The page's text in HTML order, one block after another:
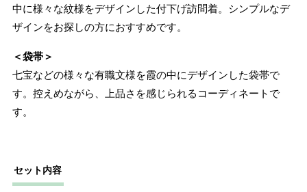
中に様々な紋様をデザインした付下げ訪問着。シンプルなデ
ザインをお探しの方におすすめです。
＜袋帯＞
七宝などの様々な有職文様を霞の中にデザインした袋帯で
す。控えめながら、上品さを感じられるコーディネートで
す。
セット内容